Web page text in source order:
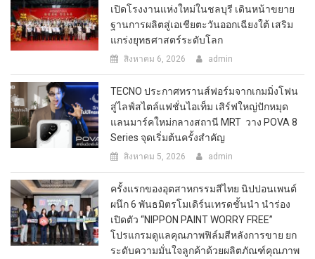
เปิดโรงงานแห่งใหม่ในชลบุรี เดินหน้าขยาย
ฐานการผลิตสู่เอเชียตะวันออกเฉียงใต้ เสริม
แกร่งยุทธศาสตร์ระดับโลก
สิงหาคม 6, 2026 admin
TECNO ประกาศทรานส์ฟอร์มจากเกมมิ่งโฟน
สู่ไลฟ์สไตล์แฟชั่นไอเท็ม เสิร์ฟใหญ่ปักหมุด
แลนมาร์คใหม่กลางสถานี MRT วาง POVA 8
Series จุดเริ่มต้นครั้งสำคัญ
สิงหาคม 5, 2026 admin
ครั้งแรกของอุตสาหกรรมสีไทย นิปปอนเพนต์
ผนึก 6 พันธมิตรโมเดิร์นเทรดชั้นนำ นำร่อง
เปิดตัว “NIPPON PAINT WORRY FREE”
โปรแกรมดูแลคุณภาพฟิล์มสีหลังการขาย ยก
ระดับความมั่นใจลูกค้าด้วยผลิตภัณฑ์คุณภาพ